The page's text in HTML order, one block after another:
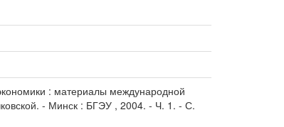
: материалы международной
- Минск : БГЭУ , 2004. - Ч. 1. - С.